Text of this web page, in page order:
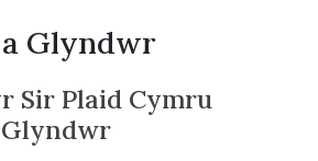
Glyndwr
Sir Plaid Cymru